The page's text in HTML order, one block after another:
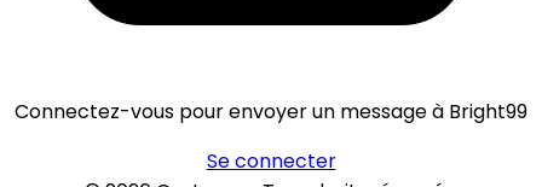
Connectez-vous pour envoyer un message à Bright99
Se connecter